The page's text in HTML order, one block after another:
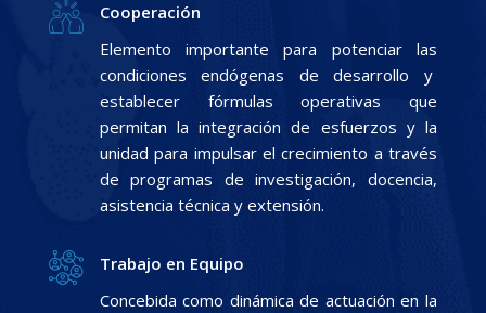
Cooperación
Elemento importante para potenciar las
condiciones endógenas de desarrollo y
establecer fórmulas operativas que
permitan la integración de esfuerzos y la
unidad para impulsar el crecimiento a través
de programas de investigación, docencia,
asistencia técnica y extensión.
Trabajo en Equipo
Concebida como dinámica de actuación en la